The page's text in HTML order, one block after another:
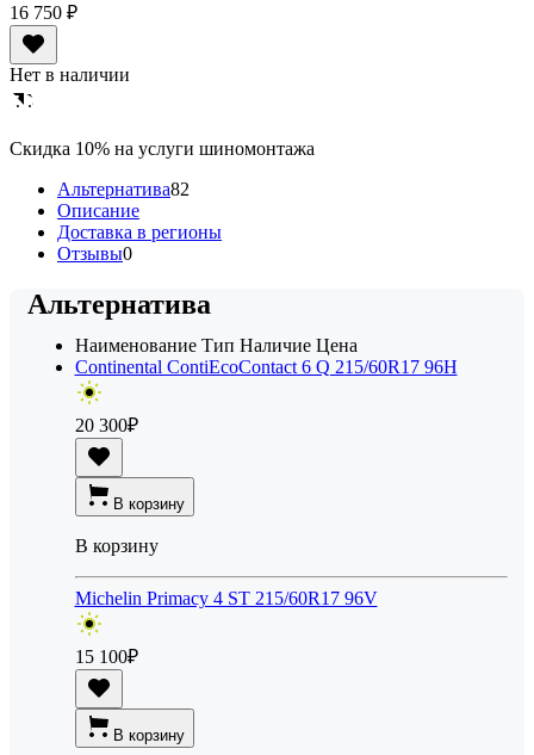
16 750 ₽
Нет в наличии
Cкидка 10% на услуги шиномонтажа
Альтернатива82
Описание
Доставка в регионы
Отзывы0
Альтернатива
Наименование Тип Наличие Цена
Continental ContiEcoContact 6 Q 215/60R17 96H
20 300₽
В корзину
В корзину
Michelin Primacy 4 ST 215/60R17 96V
15 100₽
В корзину